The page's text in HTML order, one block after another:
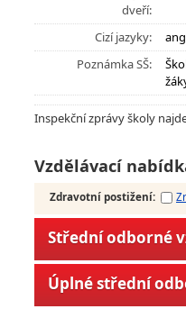
dveří:
Cizí jazyky:
Poznámka SŠ:
Inspekční zprávy školy
Vzdělávací
Zdravotní postižení:
Střední odborné
Úplné střední